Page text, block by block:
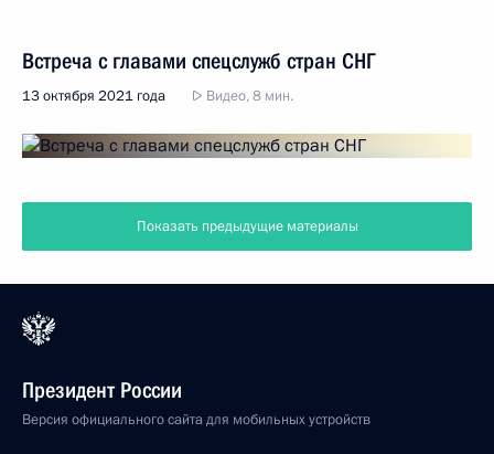
Встреча с главами спецслужб стран СНГ
13 октября 2021 года Видео, 8 мин.
Показать предыдущие материалы
Президент России
Версия официального сайта для мобильных устройств